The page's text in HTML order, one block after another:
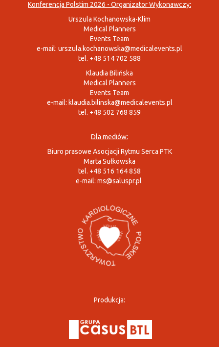
Konferencja Polstim 2026 - Organizator Wykonawczy:
Urszula Kochanowska-Klim
Medical Planners
Events Team
e-mail: urszula.kochanowska@medicalevents.pl
tel. +48 514 702 588
Klaudia Bilińska
Medical Planners
Events Team
e-mail: klaudia.bilinska@medicalevents.pl
tel. +48 502 768 859
Dla mediów:
Biuro prasowe Asocjacji Rytmu Serca PTK
Marta Sułkowska
tel. +48 516 164 858
e-mail: ms@saluspr.pl
Produkcja: